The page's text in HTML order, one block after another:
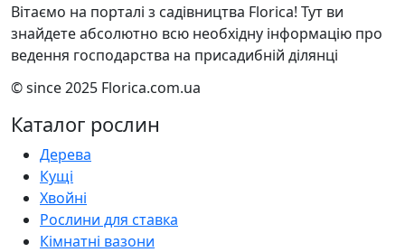
Вітаємо на порталі з садівництва Florica! Тут ви
знайдете абсолютно всю необхідну інформацію про
ведення господарства на присадибній ділянці
© since 2025 Florica.com.ua
Каталог рослин
Дерева
Кущі
Хвойні
Рослини для ставка
Кімнатні вазони